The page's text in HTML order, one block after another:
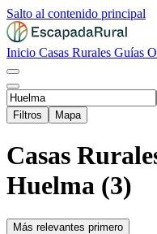
Salto al contenido principal
Inicio Casas Rurales Guías
Filtros
Mapa
Casas
Huelma (3)
Más relevantes primero